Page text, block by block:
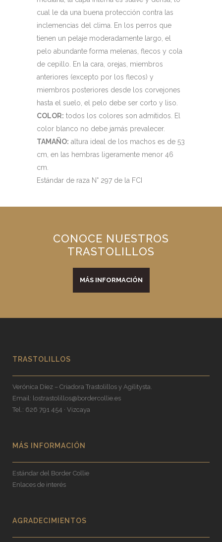
cual le da una buena protección contra las
inclemencias del clima. En los perros que
tienen un pelaje moderadamente largo, el
pelo abundante forma melenas, flecos y cola
de cepillo. En la cara, orejas, miembros
anteriores (excepto por los flecos) y
miembros posteriores desde los corvejones
hasta el suelo, el pelo debe ser corto y liso.
COLOR: todos los colores son admitidos. El
color blanco no debe jamás prevalecer.
TAMAÑO: altura ideal de los machos es de 53
cm, en las hembras ligeramente menor 46
cm.
Estándar de raza N° 297 de la FCI
CONOCE NUESTROS
TRASTOLILLOS
MÁS INFORMACIÓN
TRASTOLILLOS
Verónica Díez – Criadora Trastolillos y Agilitysta.
Email: lostrastolillos@bordercollie.es
Tel.: 626 791 454 · Vizcaya
MÁS INFORMACIÓN
Estándar del Border Collie
Enlaces de interés
AGRADECIMIENTOS